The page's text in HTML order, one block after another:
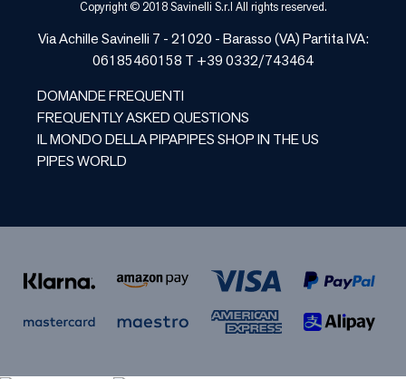
Copyright © 2018 Savinelli S.r.l All rights reserved.
Via Achille Savinelli 7 - 21020 -Barasso(VA) Partita IVA:
06185460158 T +39 0332/743464
DOMANDE FREQUENTI
FREQUENTLY ASKED QUESTIONS
IL MONDO DELLA PIPAPIPES SHOP IN THE US
PIPES WORLD